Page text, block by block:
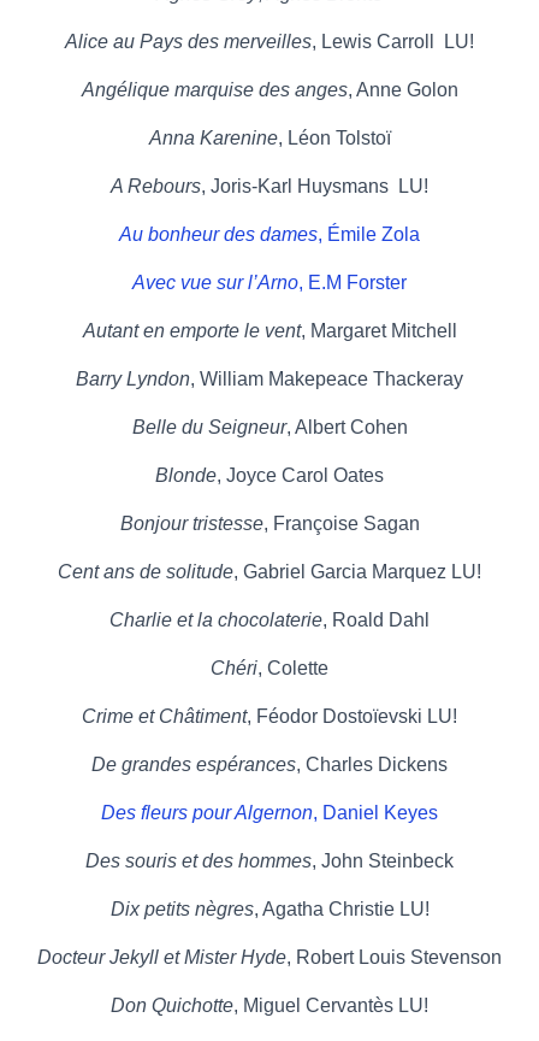
Alice au Pays des merveilles, Lewis Carroll LU!
Angélique marquise des anges, Anne Golon
Anna Karenine, Léon Tolstoï
A Rebours, Joris-Karl Huysmans LU!
Au bonheur des dames, Émile Zola
Avec vue sur l’Arno, E.M Forster
Autant en emporte le vent, Margaret Mitchell
Barry Lyndon, William Makepeace Thackeray
Belle du Seigneur, Albert Cohen
Blonde, Joyce Carol Oates
Bonjour tristesse, Françoise Sagan
Cent ans de solitude, Gabriel Garcia Marquez LU!
Charlie et la chocolaterie, Roald Dahl
Chéri, Colette
Crime et Châtiment, Féodor Dostoïevski LU!
De grandes espérances, Charles Dickens
Des fleurs pour Algernon, Daniel Keyes
Des souris et des hommes, John Steinbeck
Dix petits nègres, Agatha Christie LU!
Docteur Jekyll et Mister Hyde, Robert Louis Stevenson
Don Quichotte, Miguel Cervantès LU!